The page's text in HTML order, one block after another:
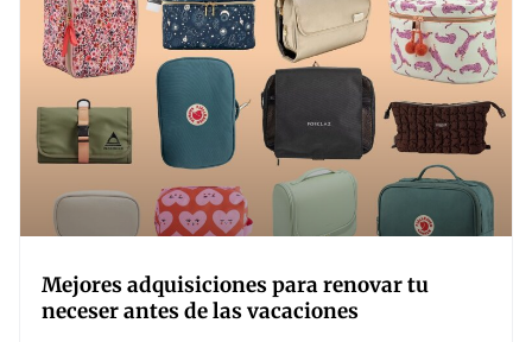
Mejores adquisiciones para renovar tu
neceser antes de las vacaciones